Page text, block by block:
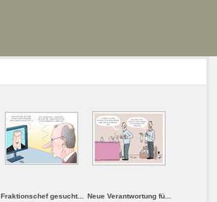
Fraktionschef gesucht...
Neue Verantwortung fü...